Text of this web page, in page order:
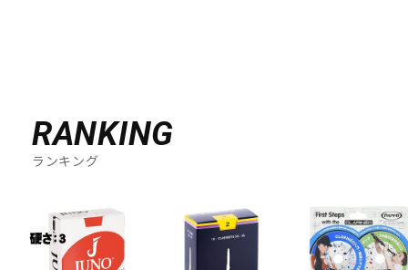
RANKING
ランキング